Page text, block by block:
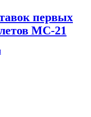
первых
МС-21